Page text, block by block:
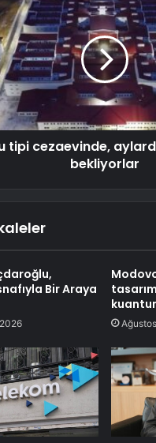
tipi cezaevinde,
bekliyorlar
Bir Araya